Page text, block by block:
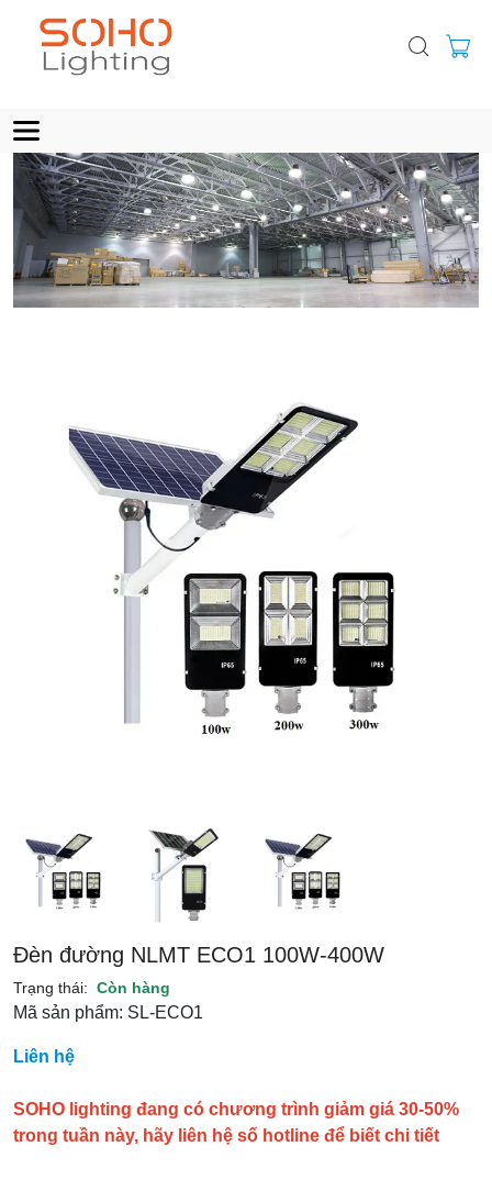
Đèn đường NLMT ECO1 100W-400W
Trạng thái: Còn hàng
Mã sản phẩm: SL-ECO1
Liên hệ
SOHO lighting đang có chương trình giảm giá 30-50%
trong tuần này, hãy liên hệ số hotline để biết chi tiết